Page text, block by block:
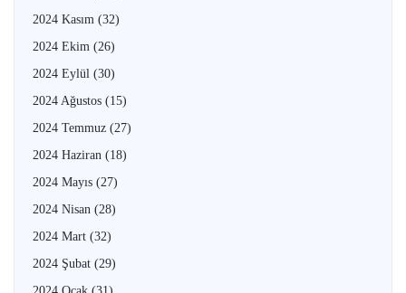
2024 Kasım (32)
2024 Ekim (26)
2024 Eylül (30)
2024 Ağustos (15)
2024 Temmuz (27)
2024 Haziran (18)
2024 Mayıs (27)
2024 Nisan (28)
2024 Mart (32)
2024 Şubat (29)